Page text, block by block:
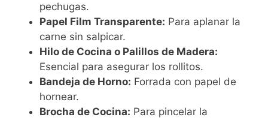
pechugas.
Papel Film Transparente: Para aplanar la
carne sin salpicar.
Hilo de Cocina o Palillos de Madera:
Esencial para asegurar los rollitos.
Bandeja de Horno: Forrada con papel de
hornear.
Brocha de Cocina: Para pincelar la